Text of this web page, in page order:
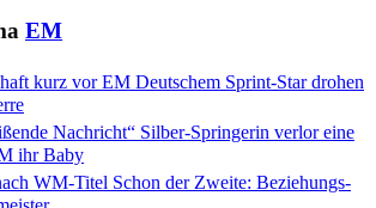
EM
kurz vor EM Deutschem Sprint-Star drohen
Nachricht“ Silber-Springerin verlor eine
ihr Baby
WM-Titel Schon der Zweite: Beziehungs-